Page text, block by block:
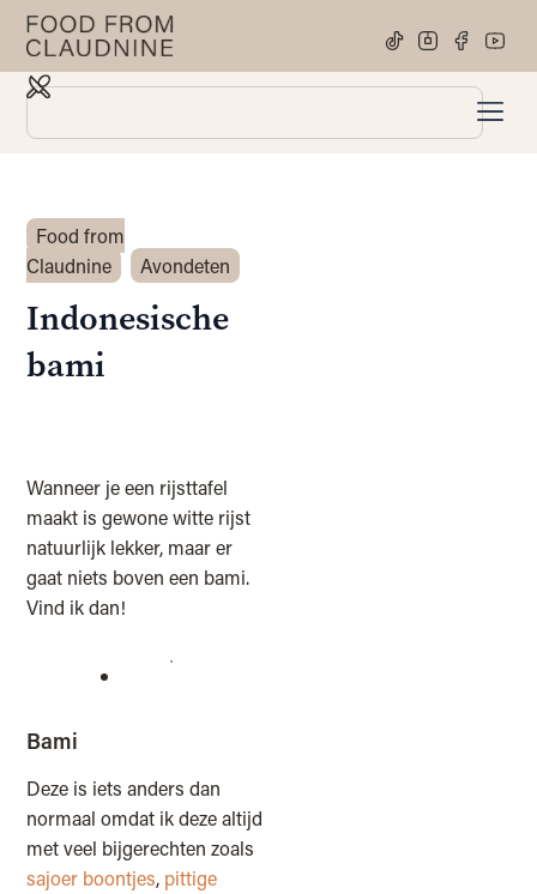
Food from
Claudnine
Avondeten
Indonesische
bami
Wanneer je een rijsttafel
maakt is gewone witte rijst
natuurlijk lekker, maar er
gaat niets boven een bami.
Vind ik dan!
Bami
Deze is iets anders dan
normaal omdat ik deze altijd
met veel bijgerechten zoals
sajoer boontjes, pittige